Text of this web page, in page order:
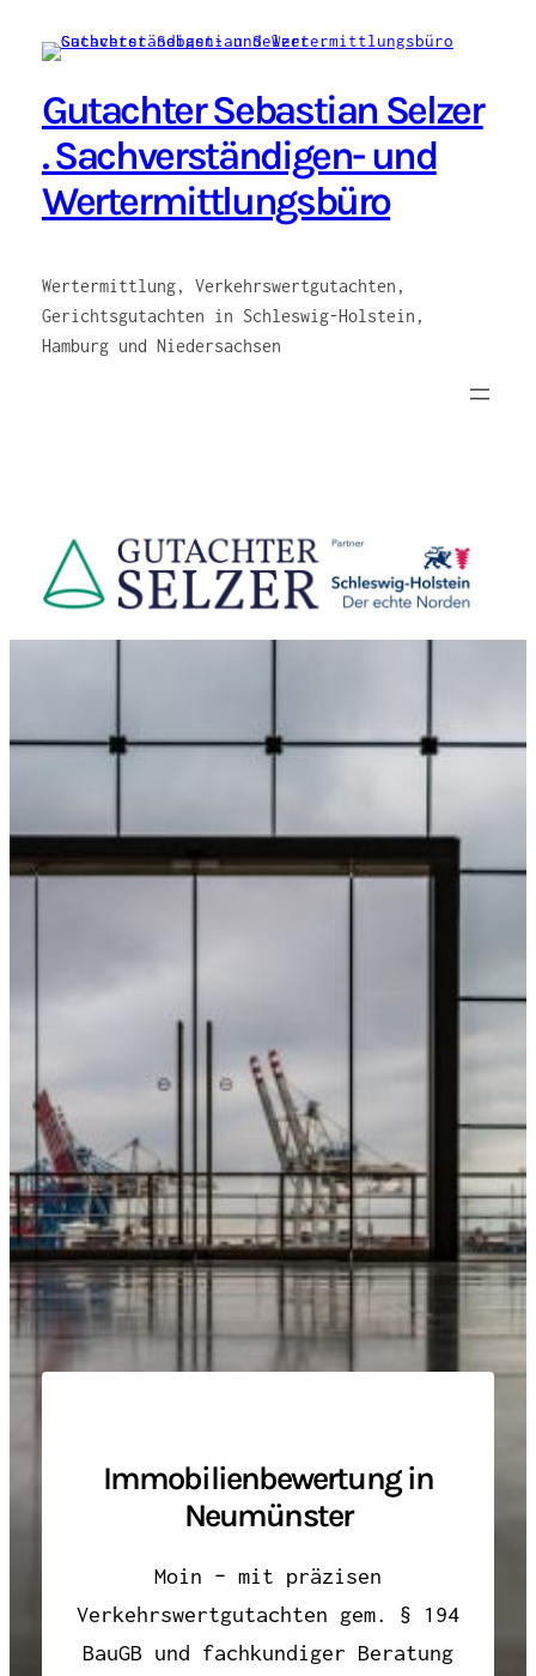
Inhalt
Gutachter Sebastian Selzer
. Sachverständigen- und
Wertermittlungsbüro
Wertermittlung, Verkehrswertgutachten,
Gerichtsgutachten in Schleswig-Holstein,
Hamburg und Niedersachsen
Immobilienbewertung in
Neumünster
Moin – mit präzisen
Verkehrswertgutachten gem. § 194
BauGB und fachkundiger Beratung